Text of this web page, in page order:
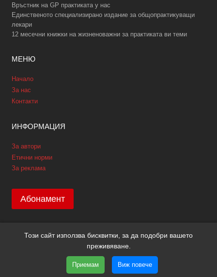
Връстник на GP практиката у нас
Единственото специализирано издание за общопрактикуващи
лекари
12 месечни книжки на жизненоважни за практиката ви теми
МЕНЮ
Начало
За нас
Контакти
ИНФОРМАЦИЯ
За автори
Етични норми
За реклама
Абонамент
Copyright © 2026 GPNews. Всички права запазени.
Този сайт използва бисквитки, за да подобри вашето
преживяване.
Приемам Виж повече